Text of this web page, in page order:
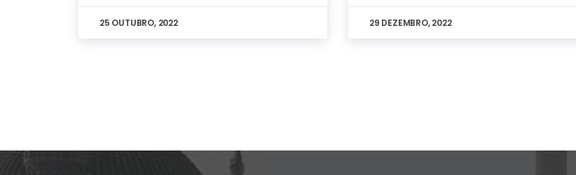
25 OUTUBRO, 2022 29 DEZEMBRO, 2022